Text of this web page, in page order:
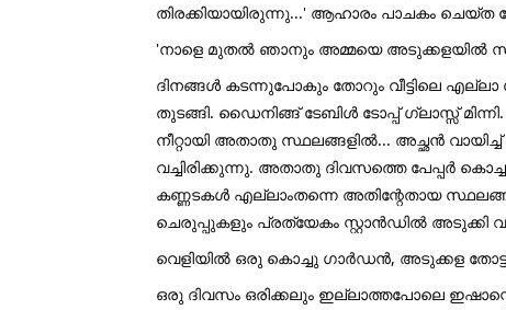
തിരക്കിയായിരുന്നു...' ആഹാരം പാചകം
'നാളെ മുതൽ ഞാനും അമ്മയെ അടുക്കളയിൽ
ദിനങ്ങൾ കടന്നുപോകും തോറും വീട്ടിലെ
തുടങ്ങി. ഡൈനിങ്ങ് ടേബിൾ ടോപ്പ് ഗ്ലാസ്സ്
നീറ്റായി അതാതു സ്ഥലങ്ങളിൽ... അച്ഛൻ
വച്ചിരിക്കുന്നു. അതാതു ദിവസത്തെ പേപ്പർ
കണ്ണടകൾ എല്ലാംതന്നെ അതിന്റേതായ
ചെരുപ്പുകളും പ്രത്യേകം സ്റ്റാൻഡിൽ അടുക്കി
വെളിയിൽ ഒരു കൊച്ചു ഗാർഡൻ, അടുക്കള
ഒരു ദിവസം ഒരിക്കലും ഇല്ലാത്തപോലെ